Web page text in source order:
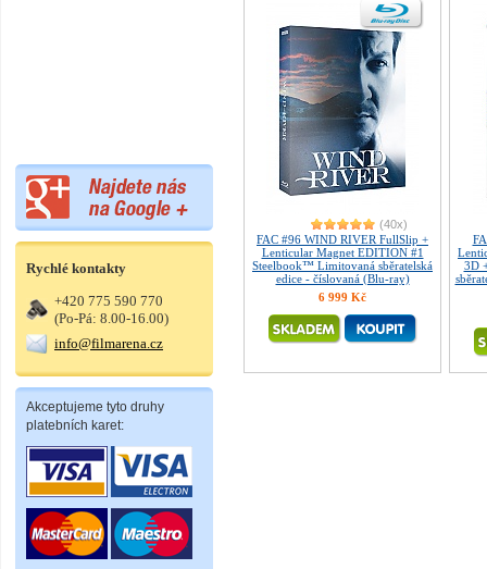
Rychlé kontakty
+420 775 590 770
(Po-Pá: 8.00-16.00)
info@filmarena.cz
Akceptujeme tyto druhy
platebních karet:
(40x)
FAC #96 WIND RIVER FullSlip +
Lenticular Magnet EDITION #1
Steelbook™ Limitovaná sběratelská
edice - číslovaná (Blu-ray)
6 999 Kč
3D